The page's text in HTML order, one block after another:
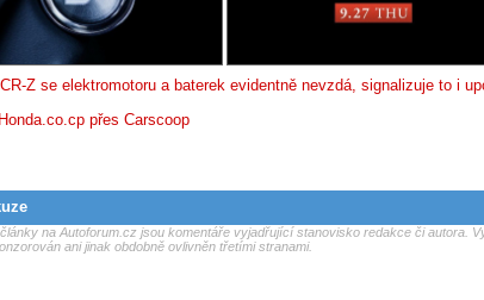
Z se elektromotoru a baterek evidentně nevzdá, signalizuje to i
Honda.co.cp přes Carscoop
na Autoforum.cz jsou komentáře vyjadřující stanovisko redakce či autora.
ani jinak obdobně ovlivněn třetími stranami.